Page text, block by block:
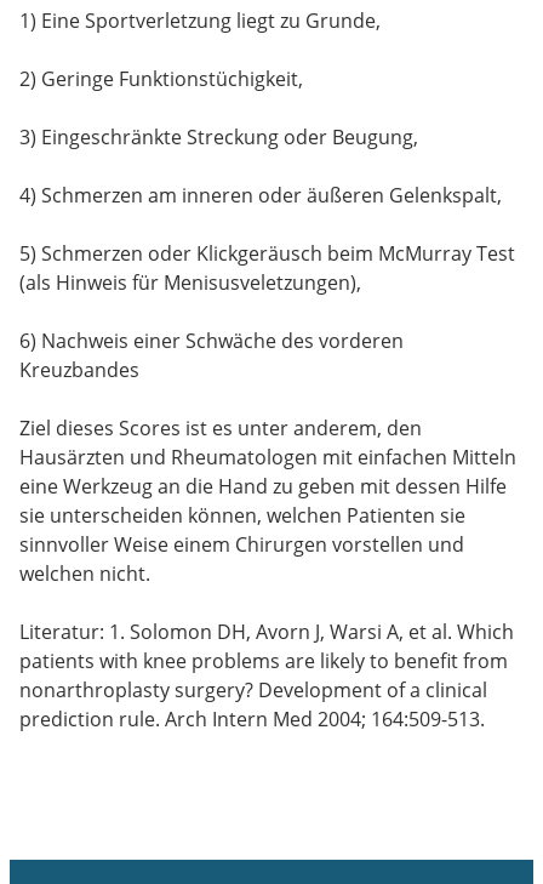
1) Eine Sportverletzung liegt zu Grunde,
2) Geringe Funktionstüchigkeit,
3) Eingeschränkte Streckung oder Beugung,
4) Schmerzen am inneren oder äußeren Gelenkspalt,
5) Schmerzen oder Klickgeräusch beim McMurray Test
(als Hinweis für Menisusveletzungen),
6) Nachweis einer Schwäche des vorderen
Kreuzbandes
Ziel dieses Scores ist es unter anderem, den
Hausärzten und Rheumatologen mit einfachen Mitteln
eine Werkzeug an die Hand zu geben mit dessen Hilfe
sie unterscheiden können, welchen Patienten sie
sinnvoller Weise einem Chirurgen vorstellen und
welchen nicht.
Literatur: 1. Solomon DH, Avorn J, Warsi A, et al. Which
patients with knee problems are likely to benefit from
nonarthroplasty surgery? Development of a clinical
prediction rule. Arch Intern Med 2004; 164:509-513.